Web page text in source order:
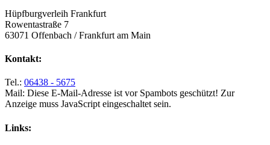
Hüpfburgverleih Frankfurt
Rowentastraße 7
63071 Offenbach / Frankfurt am Main
Kontakt:
Tel.: 06438 - 5675
Mail: Diese E-Mail-Adresse ist vor Spambots geschützt! Zur
Anzeige muss JavaScript eingeschaltet sein.
Links: